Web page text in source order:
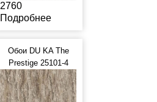
2760
Подробнее
Обои DU KA The
Prestige 25101-4